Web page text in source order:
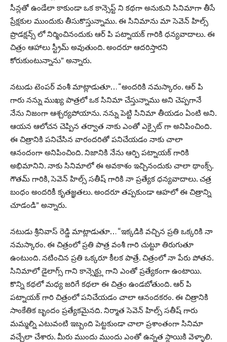
సీన్లతో ఉండేలా కాకుండా ఒక కాన్సెప్ట్ ని కథగా అనుకుని సినిమాగా తీసే
ప్రేక్షకుల ముందుకు తీసుకొస్తున్నాము. ఈ సినిమాను మా సెవెన్ హిల్స్
ప్రొడక్షన్స్ లో నిర్మించినందుకు ఆర్ పి పట్నాయక్ గారికి ధన్యవాదాలు. ఈ
చిత్రం ఆహాలు స్ట్రీమ్ అవుతుంది. అందరూ ఆదరిస్తారని
కోరుకుంటున్నాను” అన్నారు.
నటుడు టెంపర్ వంశీ మాట్లాడుతూ… “అందరికి నమస్కారం. ఆర్ పి
గారు నన్ను ముఖ్య పాత్రలో ఒక సినిమా చేస్తున్నాము అని చెప్పగానే
నేను నిజంగా ఆశ్చర్యపోయాను. నన్ను పెట్టి సినిమా తీయడం ఏంటి అని.
ఆయన ఆలోచన చెప్పిన తర్వాత నాకు ఎంతో ఎక్సైట్ గా అనిపించింది.
ఈ చిత్రానికి పనిచేసిన వారందరితో పనిచేయడం నాకు చాలా
ఆనందంగా అనిపించింది. నిజానికి నేను ఆర్పి పట్నాయక్ గారికి
అభిమానిని. నాకు సినిమాలో ఈ అవకాశం ఇచ్చినందుకు చాలా థాంక్స్.
గౌతమ్ గారికి, సెవెన్ హిల్స్ సతీష్ గారికి నా ప్రత్యేక ధన్యవాదాలు. చత్ర
బంధం అందరికీ కృతజ్ఞతలు. అందరూ తప్పకుండా ఆహలో ఈ చిత్రాన్ని
చూడండి” అన్నారు.
నటుడు శ్రీనివాస్ రెడ్డి మాట్లాడుతూ… “ఇక్కడికి వచ్చిన ప్రతి ఒక్కరికి నా
నమస్కారం. ఈ చిత్రంలో ప్రతి పాత్ర వంశీ గారి చుట్టూ తిరుగుతూ
ఉంటుంది. నటించిన ప్రతి ఒక్కరూ కీలక పాత్రే. చిత్రంలో నా పేరు పోతన.
సినిమాలో డైలాగ్స్ గాని కాన్సెక్ట్లు గాని ఎంతో ప్రత్యేకంగా ఉంటాయి.
కొన్ని కథలో మధ్య జరిగే కథలా ఈ చిత్రం ఉండబోతుంది. ఆర్ పి
పట్నాయక్ గారి చిత్రంలో పనిచేయడం చాలా ఆనందకరం. ఈ చిత్రానికి
సాంకేతిక బృందం ప్రత్యేకమైనది. నిర్మాత సెవెన్ హిల్స్ సతీష్ గారు
మమ్మల్ని ఎటువంటి ఇబ్బంది పెట్టకుండా చాలా ప్రశాంతంగా సినిమా
వచ్చేలా చేశారు. మీరు ముందు ముందు ఎంతో ఉన్నత స్థాయికి వెళ్ళాలి.